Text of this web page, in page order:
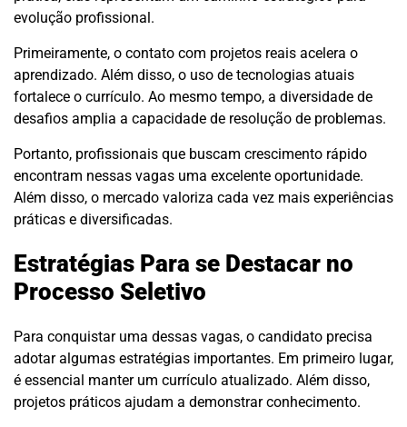
evolução profissional.
Primeiramente, o contato com projetos reais acelera o
aprendizado. Além disso, o uso de tecnologias atuais
fortalece o currículo. Ao mesmo tempo, a diversidade de
desafios amplia a capacidade de resolução de problemas.
Portanto, profissionais que buscam crescimento rápido
encontram nessas vagas uma excelente oportunidade.
Além disso, o mercado valoriza cada vez mais experiências
práticas e diversificadas.
Estratégias Para se Destacar no
Processo Seletivo
Para conquistar uma dessas vagas, o candidato precisa
adotar algumas estratégias importantes. Em primeiro lugar,
é essencial manter um currículo atualizado. Além disso,
projetos práticos ajudam a demonstrar conhecimento.